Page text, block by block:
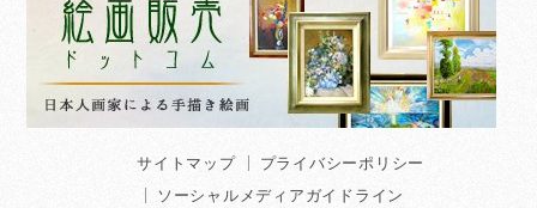
サイトマップ
プライバシーポリシー
ソーシャルメディアガイドライン